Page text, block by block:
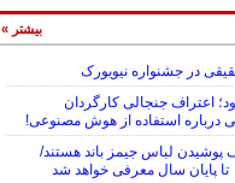
در جشنواره نیویورک
اعتراف جنجالی کارگردان
درباره استفاده از هوش مصنوعی!
پوشیدن لباس جیمز باند هستند/
بیشتر »